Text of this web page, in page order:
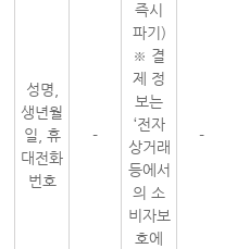
성명,
생년월
일, 휴
대전화
번호
-
즉시
파기)
※ 결
제 정
보는
‘전자
상거래
등에서
의 소
비자보
호에
-